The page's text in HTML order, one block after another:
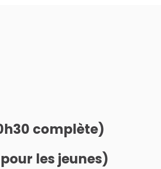
complète)
les jeunes)